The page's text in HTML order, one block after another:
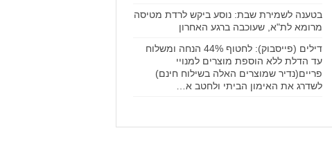
בטענה לשמירת שבת: נוסע ביקש לרדת מטיסה
מרומא לת"א, שעוכבה ברגע האחרון
דילים (פייסבוק): לחטוף 44% הנחה ומשלוח
עד הדלת ללא הוספת מוצרים למנויי
פריים(נדיר שמוצרים האלה בשילוח חינם)
לשדרג את האימון הביתי ולחטב א…